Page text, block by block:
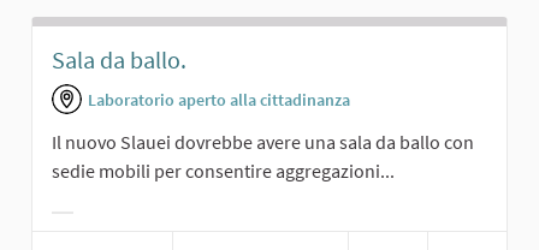
Sala da ballo.
Laboratorio aperto alla cittadinanza
Il nuovo Slauei dovrebbe avere una sala da ballo con
sedie mobili per consentire aggregazioni...